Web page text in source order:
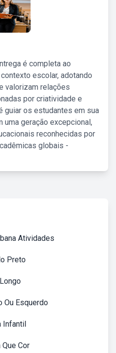
é completa ao
escolar, adotando
valorizam relações
por criatividade e
guiar os estudantes em sua
uma geração excepcional,
reconhecidas por
globais -
Atividades
Preto
Ou Esquerdo
Infantil
Cor